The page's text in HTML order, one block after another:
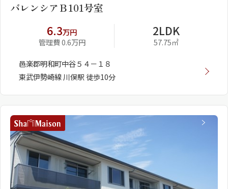
バレンシアＢ101号室
6.3万円
管理費 0.6万円
2LDK
57.75㎡
邑楽郡明和町中谷５４－１８
東武伊勢崎線 川俣駅 徒歩10分